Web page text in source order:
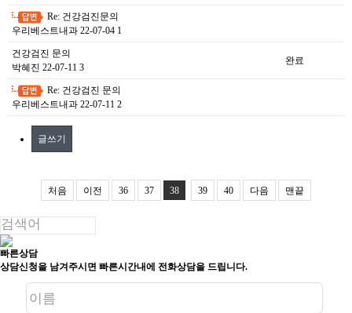
Re: 건강검진문의
우리베스트내과 22-07-04 1
건강검진 문의
박혜진 22-07-11 3
완료
Re: 건강검진 문의
우리베스트내과 22-07-11 2
글쓰기
처음 이전 36 37 38 39 40 다음 맨끝
빠른상담
상담신청을 남겨주시면 빠른시간내에 전화상담을 드립니다.